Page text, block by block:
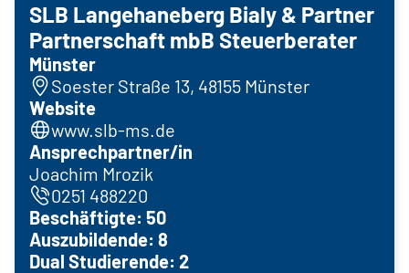
SLB Langehaneberg Bialy & Partner
Partnerschaft mbB Steuerberater
Münster
Soester Straße 13, 48155 Münster
Website
www.slb-ms.de
Ansprechpartner/in
Joachim Mrozik
0251 488220
Beschäftigte: 50
Auszubildende: 8
Dual Studierende: 2